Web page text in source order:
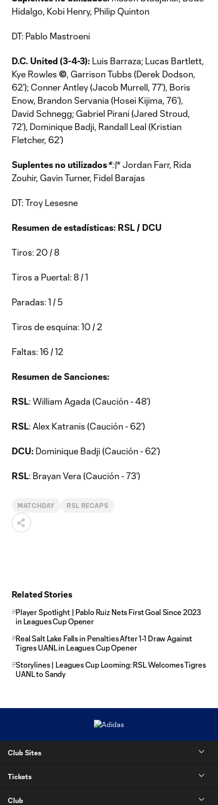
Hidalgo, Kobi Henry, Philip Quinton
DT: Pablo Mastroeni
D.C. United (3-4-3): Luis Barraza; Lucas Bartlett,
Kye Rowles ©, Garrison Tubbs (Derek Dodson,
62’); Conner Antley (Jacob Murrell, 77’), Boris
Enow, Brandon Servania (Hosei Kijima, 76’),
David Schnegg; Gabriel Pirani (Jared Stroud,
72’), Dominique Badji, Randall Leal (Kristian
Fletcher, 62’)
Suplentes no utilizados*:\* Jordan Farr, Rida
Zouhir, Gavin Turner, Fidel Barajas
DT: Troy Lesesne
Resumen de estadísticas: RSL / DCU
Tiros: 20 / 8
Tiros a Puertal: 8 / 1
Paradas: 1 / 5
Tiros de esquina: 10 / 2
Faltas: 16 / 12
Resumen de Sanciones:
RSL: William Agada (Caución - 48’)
RSL: Alex Katranis (Caución - 62’)
DCU: Dominique Badji (Caución - 62’)
RSL: Brayan Vera (Caución - 73’)
MATCHDAY RSL RECAPS
Related Stories
Player Spotlight | Pablo Ruiz Nets First Goal Since 2023
in Leagues Cup Opener
Real Salt Lake Falls in Penalties After 1-1 Draw Against
Tigres UANL in Leagues Cup Opener
Storylines | Leagues Cup Looming: RSL Welcomes Tigres
UANL to Sandy
Club Sites
Tickets
Club